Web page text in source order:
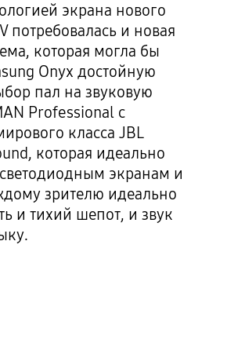
экрана нового
потребовалась и новая
которая могла бы
Onyx достойную
пал на звуковую
Professional с
класса JBL
которая идеально
светодиодным экранам и
зрителю идеально
и тихий шепот, и звук